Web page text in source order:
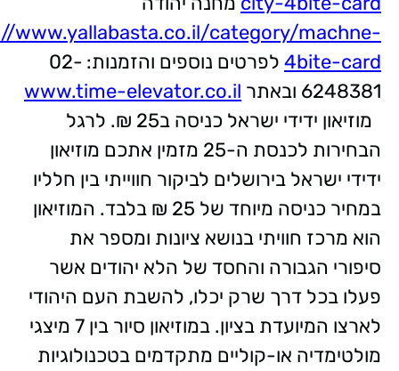
www.yallabasta.co.il/category/machne-
4bite-card
לפרטים נוספים והזמנות: 02-
6248381 ובאתר
www.time-elevator.co.il
מוזיאון ידידי ישראל כניסה ב25 ₪. לרגל
הבחירות לכנסת ה-25 מזמין אתכם מוזיאון
ידידי ישראל בירושלים לביקור חווייתי בין חלליו
במחיר כניסה מיוחד של 25 ₪ בלבד. המוזיאון
הוא מרכז חוויתי בנושא ציונות ומספר את
סיפורי הגבורה והחסד של הלא יהודים אשר
פעלו בכל דרך שרק יכלו, להשבת העם היהודי
לארצו המיועדת בציון. במוזיאון סיור בין 7 מיצגי
מולטימדיה או-קוליים מתקדמים בטכנולוגיות